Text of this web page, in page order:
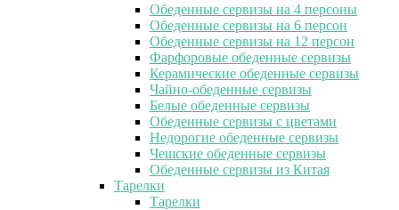
Обеденные сервизы на 4 персоны
Обеденные сервизы на 6 персон
Обеденные сервизы на 12 персон
Фарфоровые обеденные сервизы
Керамические обеденные сервизы
Чайно-обеденные сервизы
Белые обеденные сервизы
Обеденные сервизы с цветами
Недорогие обеденные сервизы
Чешские обеденные сервизы
Обеденные сервизы из Китая
Тарелки
Тарелки